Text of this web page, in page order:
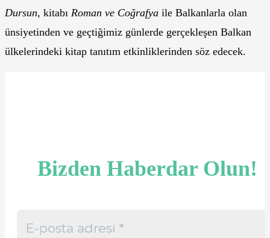
Dursun, kitabı Roman ve Coğrafya ile Balkanlarla olan
ünsiyetinden ve geçtiğimiz günlerde gerçekleşen Balkan
ülkelerindeki kitap tanıtım etkinliklerinden söz edecek.
Bizden Haberdar Olun!